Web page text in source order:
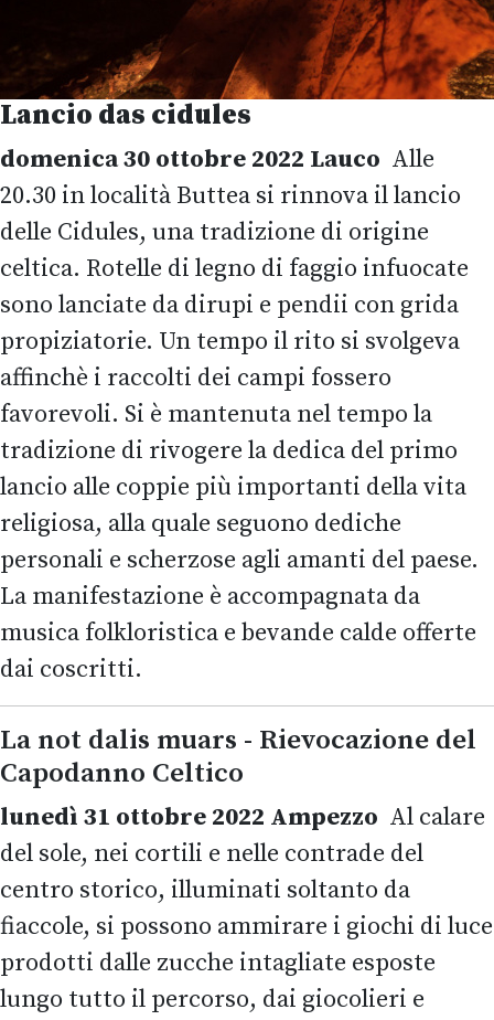
Lancio das cidules
domenica 30 ottobre 2022 Lauco Alle
20.30 in località Buttea si rinnova il lancio
delle Cidules, una tradizione di origine
celtica. Rotelle di legno di faggio infuocate
sono lanciate da dirupi e pendii con grida
propiziatorie. Un tempo il rito si svolgeva
affinchè i raccolti dei campi fossero
favorevoli. Si è mantenuta nel tempo la
tradizione di rivogere la dedica del primo
lancio alle coppie più importanti della vita
religiosa, alla quale seguono dediche
personali e scherzose agli amanti del paese.
La manifestazione è accompagnata da
musica folkloristica e bevande calde offerte
dai coscritti.
La not dalis muars - Rievocazione del
Capodanno Celtico
lunedì 31 ottobre 2022 Ampezzo Al calare
del sole, nei cortili e nelle contrade del
centro storico, illuminati soltanto da
fiaccole, si possono ammirare i giochi di luce
prodotti dalle zucche intagliate esposte
lungo tutto il percorso, dai giocolieri e